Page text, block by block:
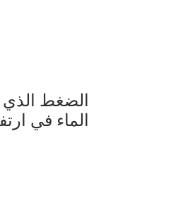
الضغط
الماء في